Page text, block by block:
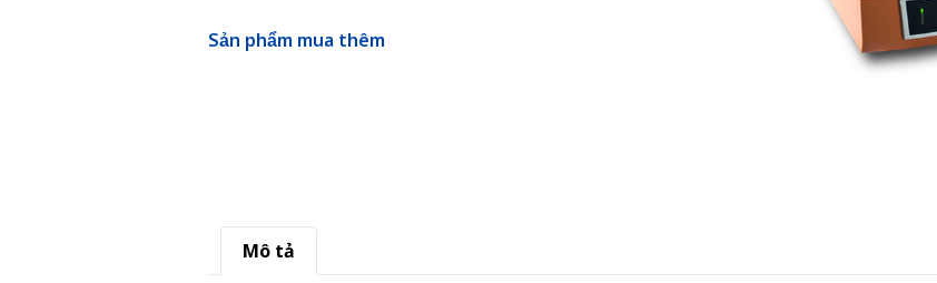
Sản phẩm mua thêm
Mô tả